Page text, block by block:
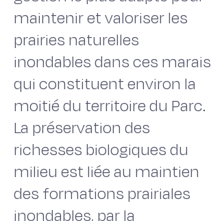
maintenir et valoriser les
prairies naturelles
inondables dans ces marais
qui constituent environ la
moitié du territoire du Parc.
La préservation des
richesses biologiques du
milieu est liée au maintien
des formations prairiales
inondables, par la